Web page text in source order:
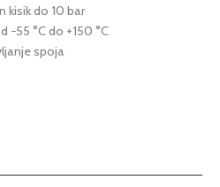
kisik do 10 bar
°C do +150 °C
spoja